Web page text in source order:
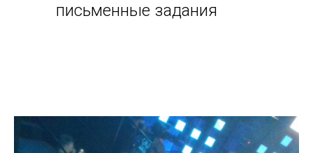
письменные задания